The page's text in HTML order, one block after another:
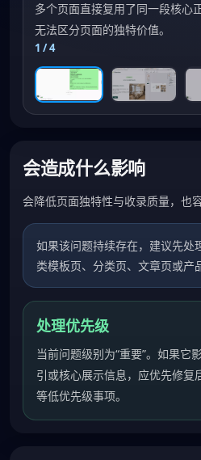
多个页面直接复用了同一段核心
无法区分页面的独特价值。
1 / 4
会造成什么影响
会降低页面独特性与收录质量，也
如果该问题持续存在，建议先处
类模板页、分类页、文章页或产
处理优先级
当前问题级别为“重要”。如果它
引或核心展示信息，应优先修复
等低优先级事项。